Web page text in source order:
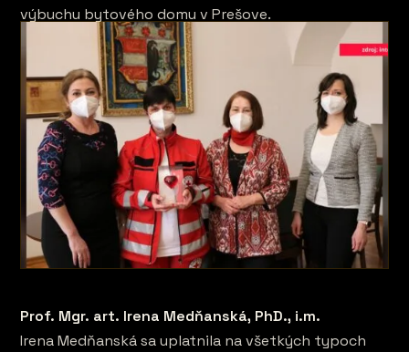
výbuchu bytového domu v Prešove.
Prof. Mgr. art. Irena Medňanská, PhD., i.m.
Irena Medňanská sa uplatnila na všetkých typoch